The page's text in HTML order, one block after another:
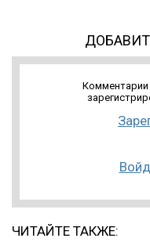
Комментарии
ЧИТАЙТЕ ТАКЖЕ: